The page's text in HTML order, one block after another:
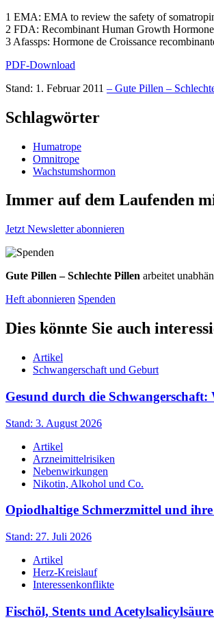
1 EMA: EMA to review the safety of
2 FDA: Recombinant Human Growth
3 Afassps: Hormone de Croissance
PDF-Download
Stand: 1. Februar 2011 – Gute Pillen –
Schlagwörter
Humatrope
Omnitrope
Wachstumshormon
Immer auf dem Laufenden
Jetzt Newsletter abonnieren
Gute Pillen – Schlechte Pillen arbeitet
Heft abonnieren Spenden
Dies könnte Sie auch
Artikel
Schwangerschaft und Geburt
Gesund durch die Schwangerschaft:
Stand: 3. August 2026
Artikel
Arzneimittelrisiken
Nebenwirkungen
Nikotin, Alkohol und Co.
Opiodhaltige Schmerzmittel und
Stand: 27. Juli 2026
Artikel
Herz-Kreislauf
Interessenkonflikte
Fischöl, Stents und